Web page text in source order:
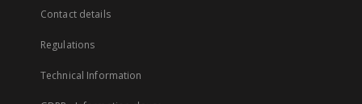
Contact details
Regulations
Technical Information